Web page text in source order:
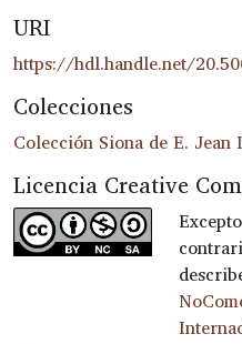
URI
https://hdl.handle.net/
Colecciones
Colección Siona de E. Jean
Licencia Creative